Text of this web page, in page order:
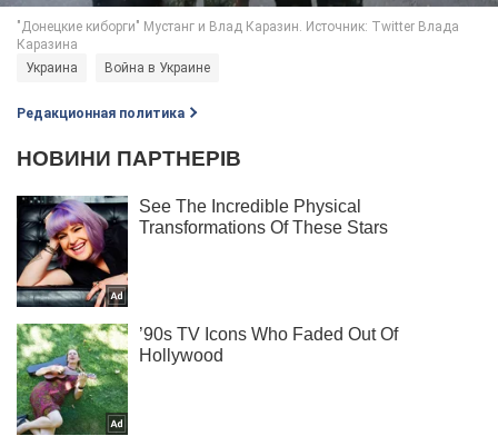
Украина Война в Украине
Редакционная политика